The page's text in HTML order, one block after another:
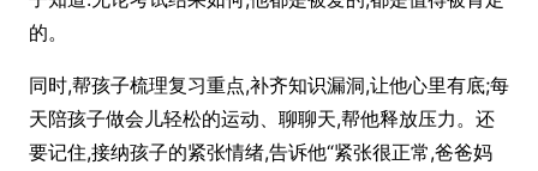
的。
同时,帮孩子梳理复习重点,补齐知识漏洞,让他心里有底;每
天陪孩子做会儿轻松的运动、聊聊天,帮他释放压力。还
要记住,接纳孩子的紧张情绪,告诉他“紧张很正常,爸爸妈